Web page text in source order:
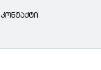
კონტაქტი